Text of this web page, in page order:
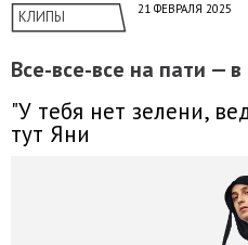
КЛИПЫ 21 ФЕВРАЛЯ 2025
Все-все-все на пати —
"У тебя нет зелени,
тут Яни